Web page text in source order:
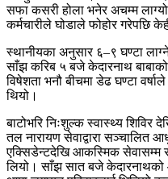
सफा कसरी होला भनेर अचम्म
कर्मचारीले घोडाले फोहोर गरेपछि
स्थानीयका अनुसार ६–९ घण्टा
साँझ करिब ५ बजे केदारनाथ
विषेशता भनौ बीचमा डेढ घण्टा
थियो।
बाटोभरि निःशुल्क स्वास्थ्य शिविर
तल नारायण सेवाद्वारा सञ्चालित
एक्सिडेन्टदेखि आकस्मिक सेवासम्म
लियो। साँझ सात बजे केदारनाथको